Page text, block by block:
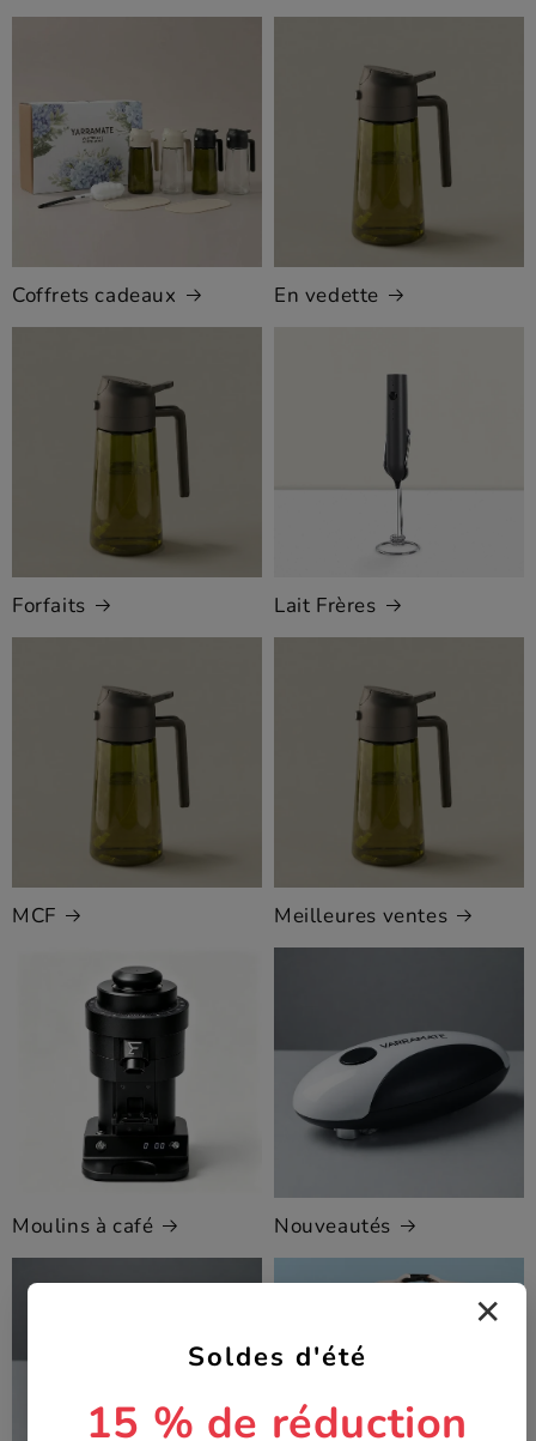
Coffrets cadeaux En vedette
Forfaits Lait Frères
MCF Meilleures ventes
Moulins à café Nouveautés
✕
Soldes d'été
15 % de réduction